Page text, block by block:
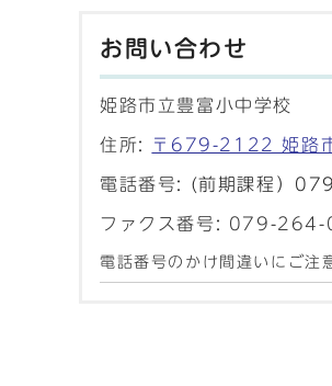
お問い合わせ
姫路市立豊富小中学校
住所: 〒679-2122 姫路
電話番号: (前期課程）
ファクス番号: 079-
電話番号のかけ間違いにご注